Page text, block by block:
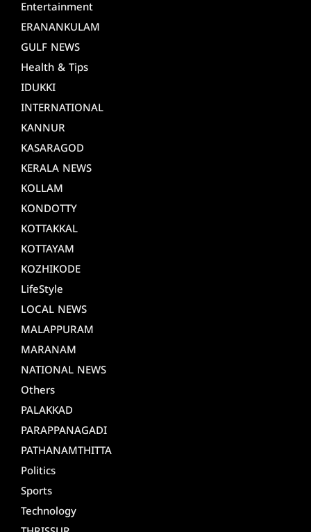
Entertainment
ERANANKULAM
GULF NEWS
Health & Tips
IDUKKI
INTERNATIONAL
KANNUR
KASARAGOD
KERALA NEWS
KOLLAM
KONDOTTY
KOTTAKKAL
KOTTAYAM
KOZHIKODE
LifeStyle
LOCAL NEWS
MALAPPURAM
MARANAM
NATIONAL NEWS
Others
PALAKKAD
PARAPPANAGADI
PATHANAMTHITTA
Politics
Sports
Technology